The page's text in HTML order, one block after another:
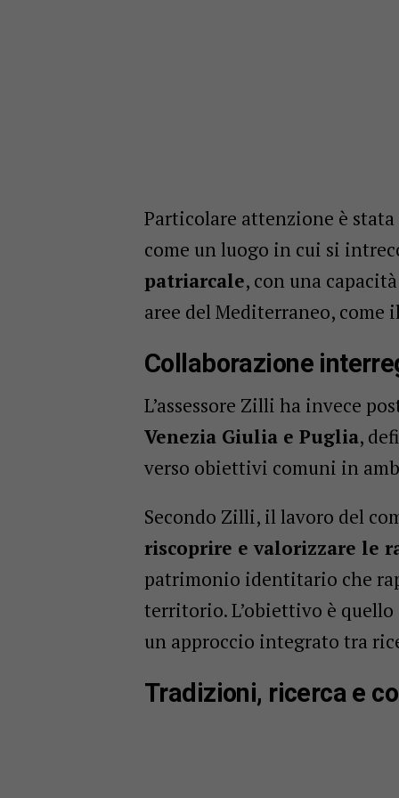
Particolare attenzione è
come un luogo in cui si
patriarcale, con una
aree del Mediterraneo, come
Collaborazione
L’assessore Zilli ha invece
Venezia Giulia e Puglia,
verso obiettivi comuni in
Secondo Zilli, il lavoro del
riscoprire e valorizzare le
patrimonio identitario che
territorio. L’obiettivo è
un approccio integrato tra
Tradizioni, ricerca e